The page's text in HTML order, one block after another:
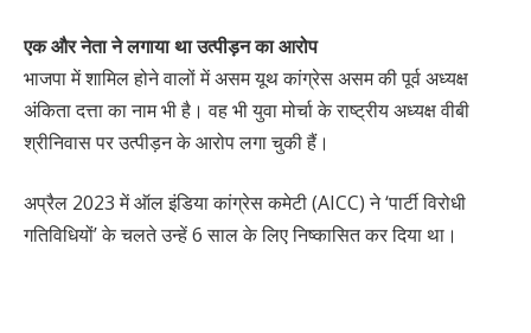
एक और नेता ने लगाया था उत्पीड़न का आरोप
भाजपा में शामिल होने वालों में असम यूथ कांग्रेस असम की पूर्व अध्यक्ष
अंकिता दत्ता का नाम भी है। वह भी युवा मोर्चा के राष्ट्रीय अध्यक्ष वीबी
श्रीनिवास पर उत्पीड़न के आरोप लगा चुकी हैं।
अप्रैल 2023 में ऑल इंडिया कांग्रेस कमेटी (AICC) ने ‘पार्टी विरोधी
गतिविधियों’ के चलते उन्हें 6 साल के लिए निष्कासित कर दिया था।